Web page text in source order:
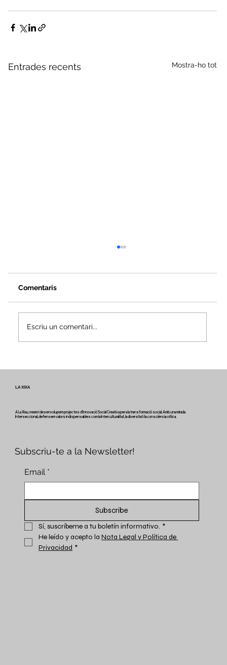
Entrades recents Mostra-ho tot
Comentaris
Escriu un comentari...
LA XIXA
A La Xixa, creem i desenvolupem projectes d'Innovació Social Creativa per a la transformació social. Amb una mirada
Interseccional, defensem valors indispensables com la Interculturalitat, la diversitat i la consciència crítica.
Subscriu-te a la Newsletter!
Email *
Subscribe
Sí, suscríbeme a tu boletín informativo. *
He leído y acepto la Nota Legal y Política de
Privacidad *